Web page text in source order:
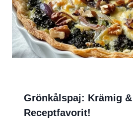
Grönkålspaj: Krämig
Receptfavorit!